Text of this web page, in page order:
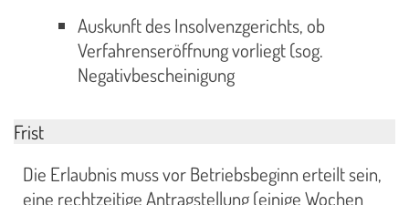
Auskunft des Insolvenzgerichts, ob
Verfahrenseröffnung vorliegt (sog.
Negativbescheinigung
Frist
Die Erlaubnis muss vor Betriebsbeginn erteilt sein,
eine rechtzeitige Antragstellung (einige Wochen